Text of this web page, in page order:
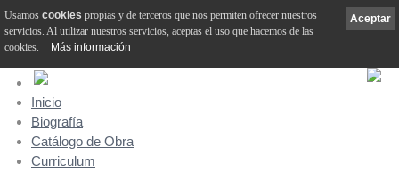
Inicio
Biografía
Catálogo de Obra
Curriculum
Aceptar
Usamos cookies propias y de terceros que nos permiten ofrecer nuestros
servicios. Al utilizar nuestros servicios, aceptas el uso que hacemos de las
cookies.
Más información